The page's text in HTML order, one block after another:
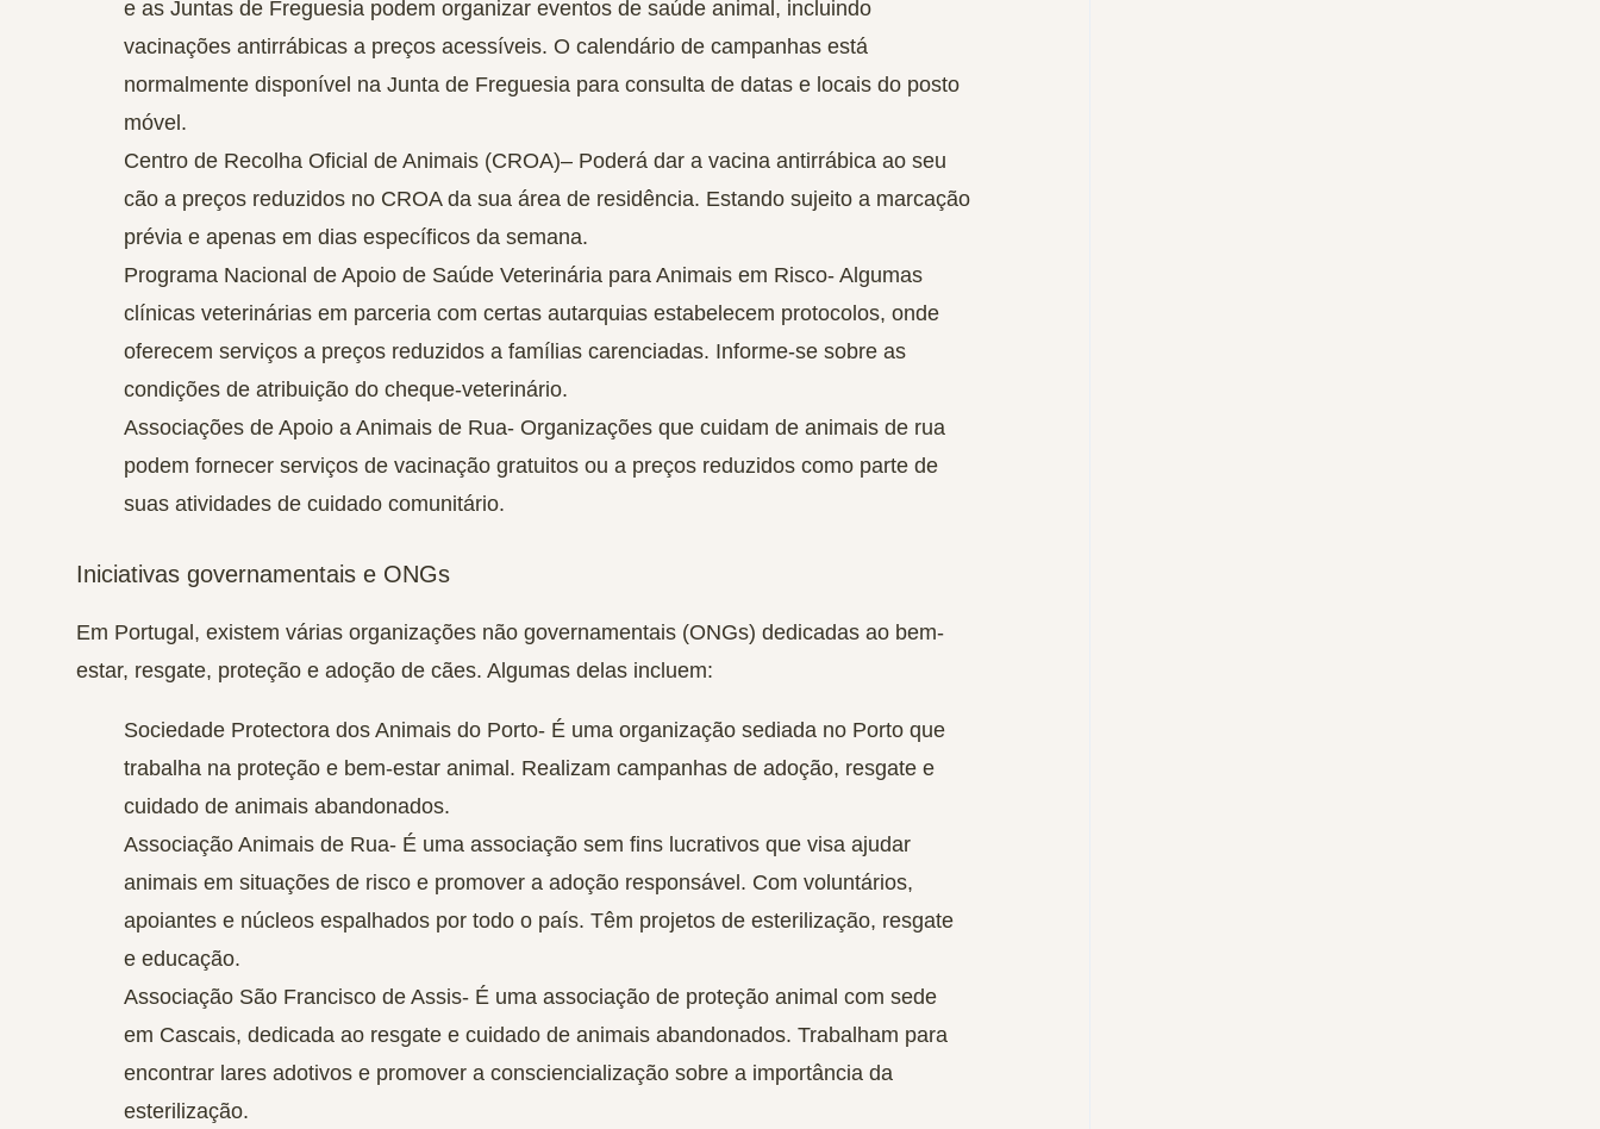
e as Juntas de Freguesia podem organizar eventos de saúde animal, incluindo
vacinações antirrábicas a preços acessíveis. O calendário de campanhas está
normalmente disponível na Junta de Freguesia para consulta de datas e locais do posto
móvel.
Centro de Recolha Oficial de Animais (CROA)– Poderá dar a vacina antirrábica ao seu
cão a preços reduzidos no CROA da sua área de residência. Estando sujeito a marcação
prévia e apenas em dias específicos da semana.
Programa Nacional de Apoio de Saúde Veterinária para Animais em Risco- Algumas
clínicas veterinárias em parceria com certas autarquias estabelecem protocolos, onde
oferecem serviços a preços reduzidos a famílias carenciadas. Informe-se sobre as
condições de atribuição do cheque-veterinário.
Associações de Apoio a Animais de Rua- Organizações que cuidam de animais de rua
podem fornecer serviços de vacinação gratuitos ou a preços reduzidos como parte de
suas atividades de cuidado comunitário.
Iniciativas governamentais e ONGs
Em Portugal, existem várias organizações não governamentais (ONGs) dedicadas ao bem-
estar, resgate, proteção e adoção de cães. Algumas delas incluem:
Sociedade Protectora dos Animais do Porto- É uma organização sediada no Porto que
trabalha na proteção e bem-estar animal. Realizam campanhas de adoção, resgate e
cuidado de animais abandonados.
Associação Animais de Rua- É uma associação sem fins lucrativos que visa ajudar
animais em situações de risco e promover a adoção responsável. Com voluntários,
apoiantes e núcleos espalhados por todo o país. Têm projetos de esterilização, resgate
e educação.
Associação São Francisco de Assis- É uma associação de proteção animal com sede
em Cascais, dedicada ao resgate e cuidado de animais abandonados. Trabalham para
encontrar lares adotivos e promover a consciencialização sobre a importância da
esterilização.